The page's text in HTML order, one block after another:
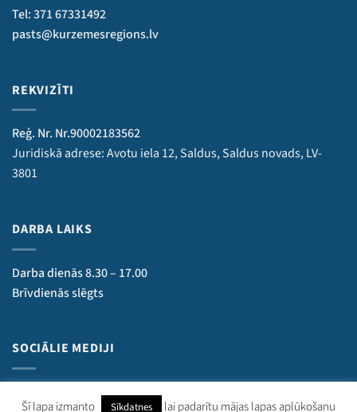
Tel: 371 67331492
pasts@kurzemesregions.lv
REKVIZĪTI
Reģ. Nr. Nr.90002183562
Juridiskā adrese: Avotu iela 12, Saldus, Saldus novads, LV-
3801
DARBA LAIKS
Darba dienās 8.30 – 17.00
Brīvdienās slēgts
SOCIĀLIE MEDIJI
Šī lapa izmanto Sīkdatnes lai padarītu mājas lapas aplūkošanu